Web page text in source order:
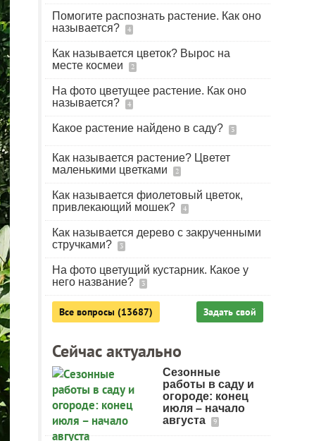
Помогите распознать растение. Как оно
называется?
4
Как называется цветок? Вырос на
месте космеи
2
На фото цветущее растение. Как оно
называется?
4
Какое растение найдено в саду? 3
Как называется растение? Цветет
маленькими цветками
2
Как называется фиолетовый цветок,
привлекающий мошек?
4
Как называется дерево с закрученными
стручками?
3
На фото цветущий кустарник. Какое у
него название?
3
Все вопросы (13687) Задать свой
Сейчас актуально
Сезонные
работы в саду и
огороде: конец
июля – начало
августа
9